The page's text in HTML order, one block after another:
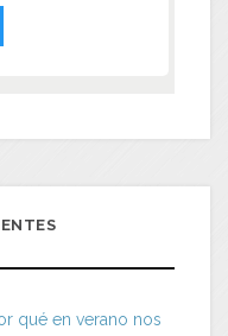
qué en verano nos